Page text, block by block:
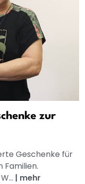
zur
Geschenke für
Familien.
| mehr